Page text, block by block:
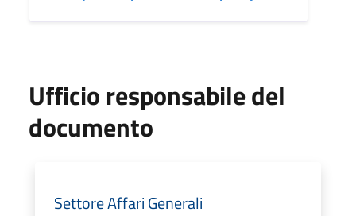
Ufficio responsabile del
documento
Settore Affari Generali